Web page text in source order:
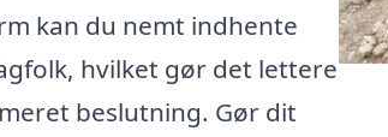
kan du nemt indhente
hvilket gør det lettere
beslutning. Gør dit